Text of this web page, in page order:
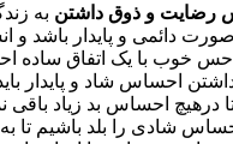
رضایت و ذوق داشتن به
دائمی و پایدار باشد و
حس خوب با یک اتفاق ساده
احساس شاد و پایدار
درهیچ احساس بد زیاد باقی
شادی را بلد باشیم تا